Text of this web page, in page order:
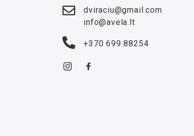
dviraciu@gmail.com
info@avela.lt
+370 699 88254